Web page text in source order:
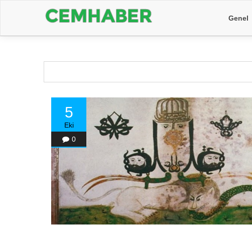
Genel
5
Eki
0